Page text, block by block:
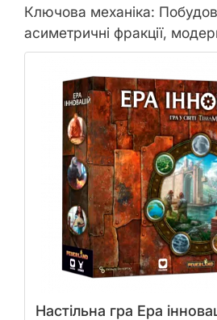
Ключова механіка:
асиметричні фракції,
Настільна гра Ера